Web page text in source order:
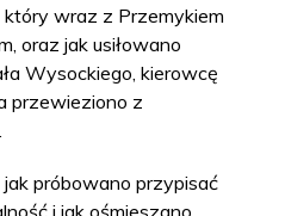
który wraz z Przemykiem
oraz jak usiłowano
Wysockiego, kierowcę
przewieziono z
próbowano przypisać
i jak ośmieszano